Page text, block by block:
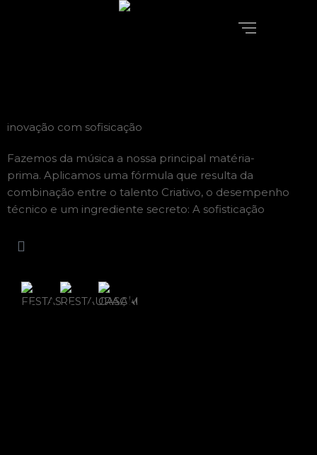
inovação com sofisicação
Fazemos da música a nossa principal matéria-
prima. Aplicamos uma fórmula que resulta da
combinação entre o talento Criativo, o desempenho
técnico e um ingrediente secreto: A sofisticação